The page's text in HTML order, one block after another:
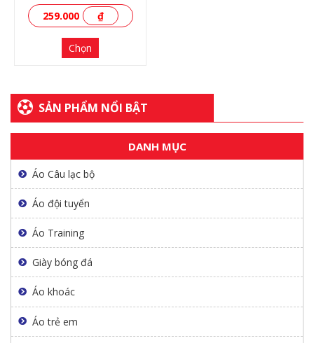
XEM THÊM
259.000
₫
Chọn
SẢN PHẨM NỔI BẬT
DANH MỤC
Áo Câu lạc bộ
Áo đội tuyển
Áo Training
Giày bóng đá
Áo khoác
Áo trẻ em